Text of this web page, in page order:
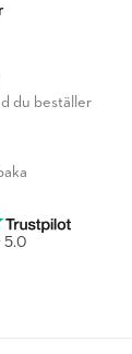
du beställer
5.0